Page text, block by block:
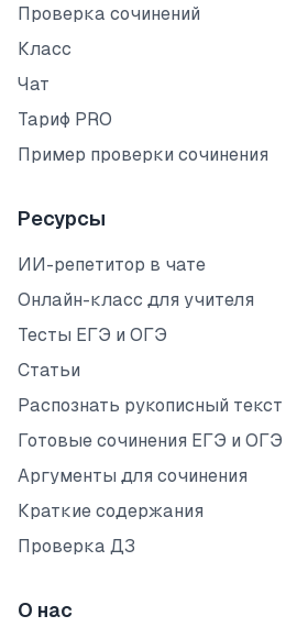
Проверка сочинений
Класс
Чат
Тариф PRO
Пример проверки сочинения
Ресурсы
ИИ-репетитор в чате
Онлайн-класс для учителя
Тесты ЕГЭ и ОГЭ
Статьи
Распознать рукописный текст
Готовые сочинения ЕГЭ и ОГЭ
Аргументы для сочинения
Краткие содержания
Проверка ДЗ
О нас